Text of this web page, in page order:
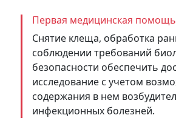
Первая медицинская помощь
Снятие клеща, обработка
соблюдении требований
безопасности обеспечить
исследование с учетом
содержания в нем
инфекционных болезней.